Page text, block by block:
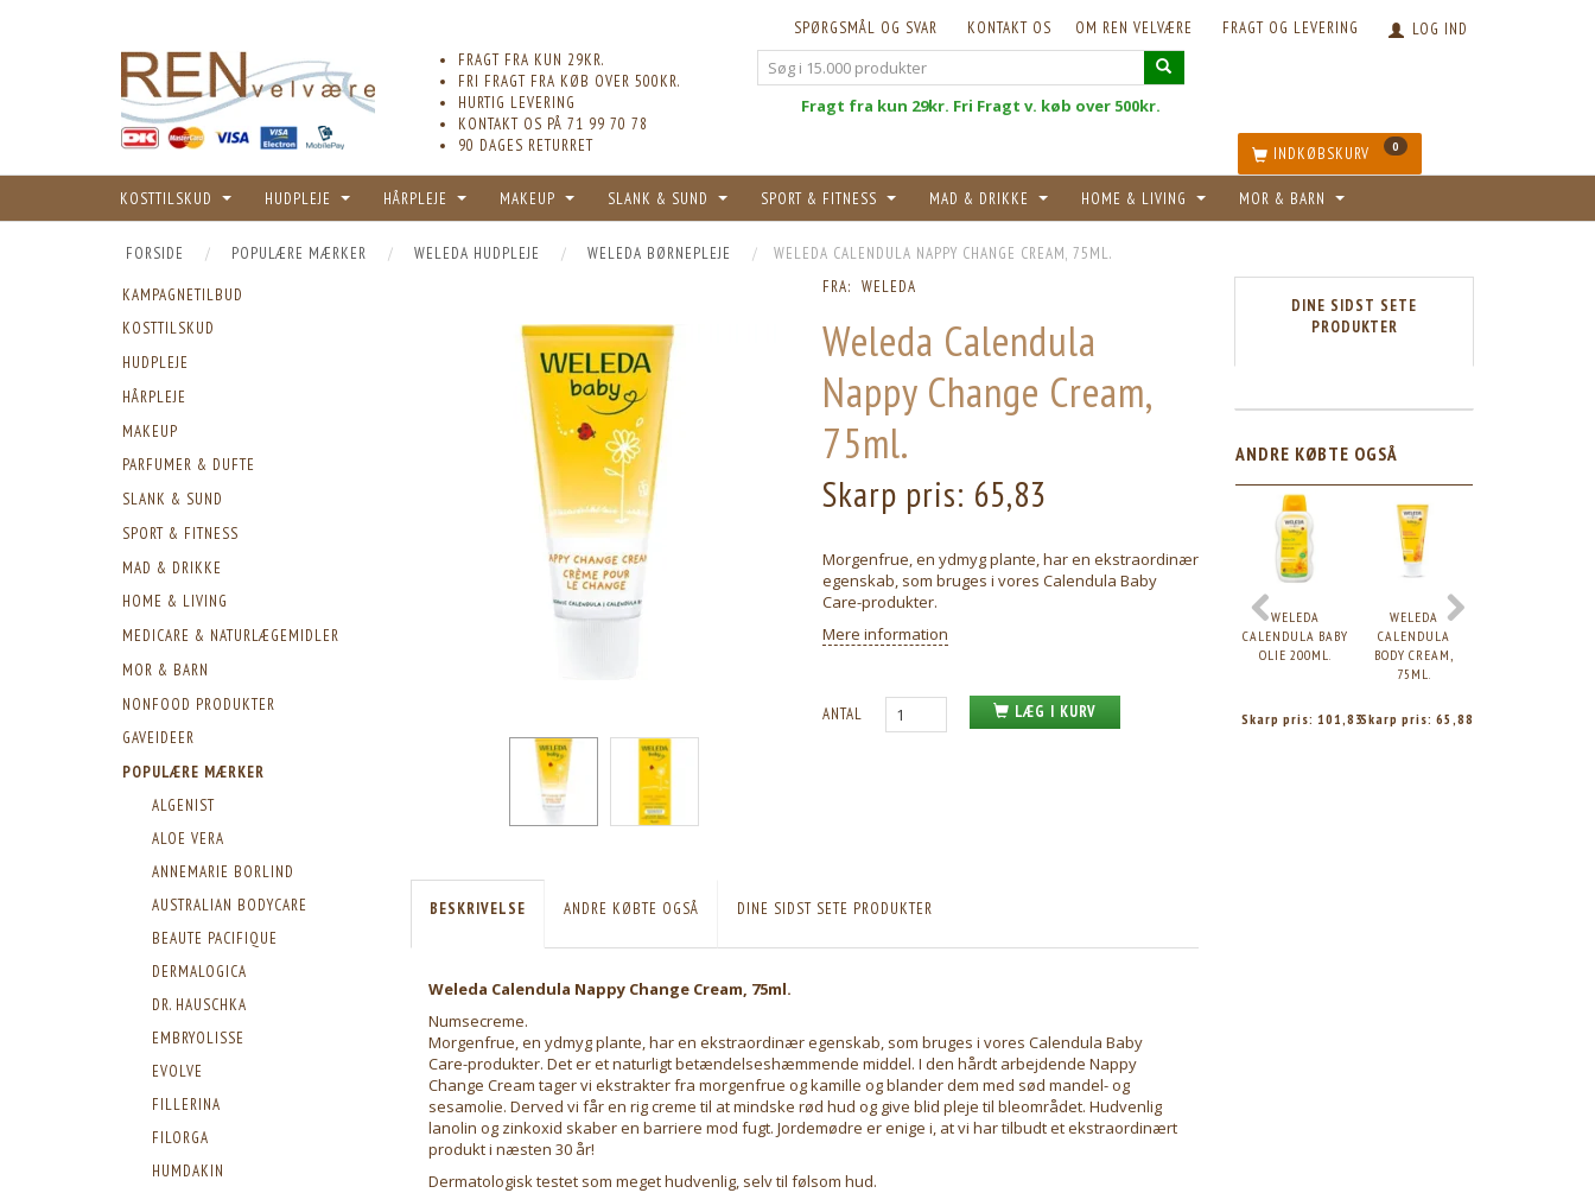
LOG IND
FRAGT OG LEVERING
OM REN VELVÆRE
KONTAKT OS
SPØRGSMÅL OG SVAR
FRAGT FRA KUN 29KR.
FRI FRAGT FRA KØB OVER 500KR.
HURTIG LEVERING
KONTAKT OS PÅ 71 99 70 78
90 DAGES RETURRET
Fragt fra kun 29kr. Fri Fragt v. køb over 500kr.
INDKØBSKURV 0
KOSTTILSKUD HUDPLEJE HÅRPLEJE MAKEUP SLANK & SUND SPORT & FITNESS MAD & DRIKKE HOME & LIVING MOR & BARN
FORSIDE POPULÆRE MÆRKER WELEDA HUDPLEJE WELEDA BØRNEPLEJE WELEDA CALENDULA NAPPY CHANGE CREAM, 75ML.
KAMPAGNETILBUD
KOSTTILSKUD
HUDPLEJE
HÅRPLEJE
MAKEUP
PARFUMER & DUFTE
SLANK & SUND
SPORT & FITNESS
MAD & DRIKKE
HOME & LIVING
MEDICARE & NATURLÆGEMIDLER
MOR & BARN
NONFOOD PRODUKTER
GAVEIDEER
POPULÆRE MÆRKER
ALGENIST
ALOE VERA
ANNEMARIE BORLIND
AUSTRALIAN BODYCARE
BEAUTE PACIFIQUE
DERMALOGICA
DR. HAUSCHKA
EMBRYOLISSE
EVOLVE
FILLERINA
FILORGA
HUMDAKIN
FRA: WELEDA
Weleda Calendula
Nappy Change Cream,
75ml.
Skarp pris: 65,83
Morgenfrue, en ydmyg plante, har en ekstraordinær
egenskab, som bruges i vores Calendula Baby
Care-produkter.
Mere information
ANTAL LÆG I KURV
BESKRIVELSE ANDRE KØBTE OGSÅ DINE SIDST SETE PRODUKTER
Weleda Calendula Nappy Change Cream, 75ml.
Numsecreme.
Morgenfrue, en ydmyg plante, har en ekstraordinær egenskab, som bruges i vores Calendula Baby
Care-produkter. Det er et naturligt betændelseshæmmende middel. I den hårdt arbejdende Nappy
Change Cream tager vi ekstrakter fra morgenfrue og kamille og blander dem med sød mandel- og
sesamolie. Derved vi får en rig creme til at mindske rød hud og give blid pleje til bleområdet. Hudvenlig
lanolin og zinkoxid skaber en barriere mod fugt. Jordemødre er enige i, at vi har tilbudt et ekstraordinært
produkt i næsten 30 år!
Dermatologisk testet som meget hudvenlig, selv til følsom hud.
DINE SIDST SETE
PRODUKTER
ANDRE KØBTE OGSÅ
WELEDA
CALENDULA BABY
OLIE 200ML.
Skarp pris:101,83
WELEDA
CALENDULA
BODY CREAM,
75ML.
Skarp pris:65,88